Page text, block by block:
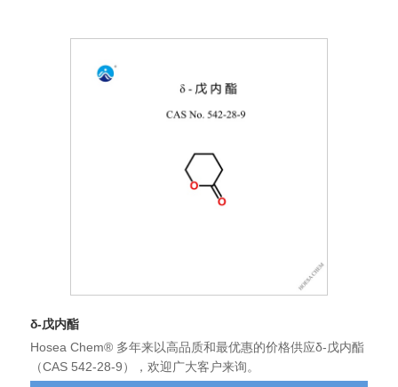
δ-戊内酯
Hosea Chem® 多年来以高品质和最优惠的价格供应δ-戊内酯
（CAS 542-28-9），欢迎广大客户来询。